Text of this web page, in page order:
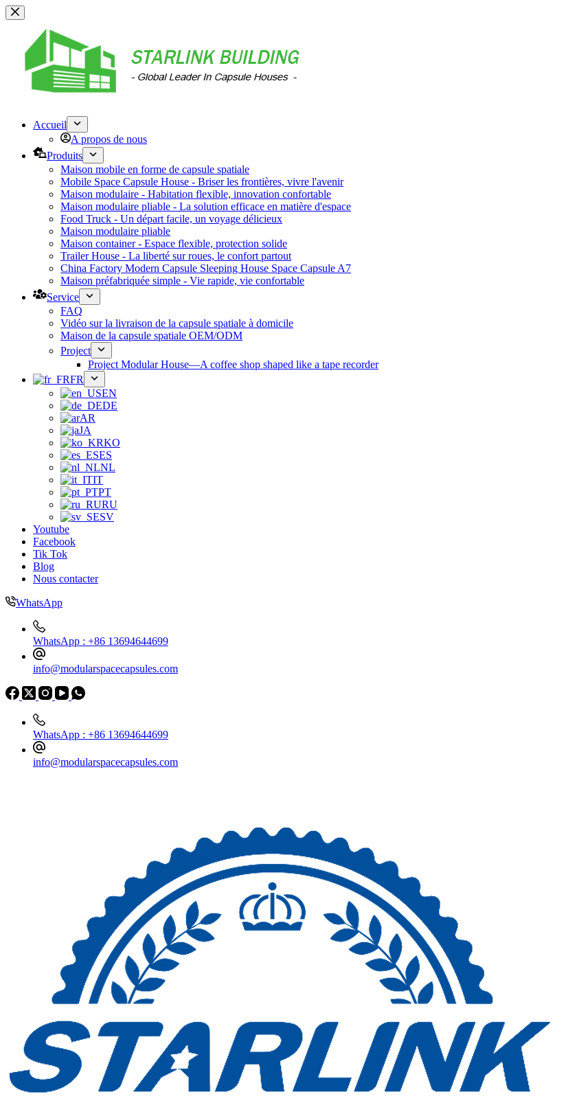
Skip
to
Accueil
A propos de nous
Produits
Maison mobile en forme de capsule spatiale
Mobile Space Capsule House - Briser les frontières, vivre l'avenir
Maison modulaire - Habitation flexible, innovation confortable
Maison modulaire pliable - La solution efficace en matière d'espace
Food Truck - Un départ facile, un voyage délicieux
Maison modulaire pliable
Maison container - Espace flexible, protection solide
Trailer House - La liberté sur roues, le confort partout
China Factory Modern Capsule Sleeping House Space Capsule A7
Maison préfabriquée simple - Vie rapide, vie confortable
Service
FAQ
Vidéo sur la livraison de la capsule spatiale à domicile
Maison de la capsule spatiale OEM/ODM
Project
Project Modular House—A coffee shop shaped like a tape recorder
FR
EN
DE
AR
JA
KO
ES
NL
IT
PT
RU
SV
Youtube
Facebook
Tik Tok
Blog
Nous contacter
WhatsApp
WhatsApp : +86 13694644699
info@modularspacecapsules.com
WhatsApp : +86 13694644699
info@modularspacecapsules.com